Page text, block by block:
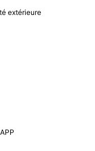
extérieure